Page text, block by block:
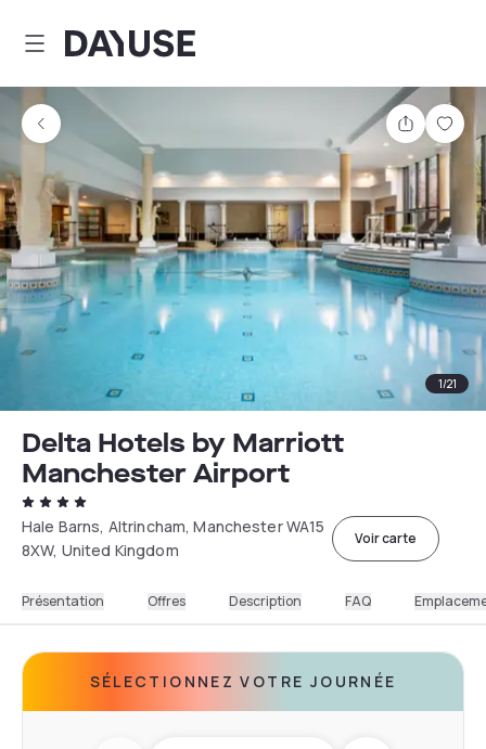
Dayuse
Partager
1/21
Delta Hotels by Marriott
Manchester Airport
Hale Barns, Altrincham, Manchester WA15
8XW, United Kingdom
Voir carte
Présentation Offres Description FAQ
SÉLECTIONNEZ VOTRE JOURNÉE